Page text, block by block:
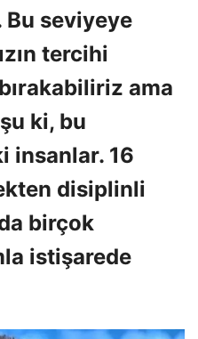
seviyeye
tercihi
ama
ki, bu
insanlar. 16
disiplinli
birçok
istişarede